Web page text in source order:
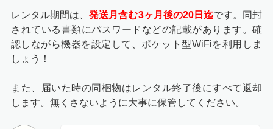
レンタル期間は、発送月含む3ヶ月後の20日迄です。同封
されている書類にパスワードなどの記載があります。確
認しながら機器を設定して、ポケット型WiFiを利用しま
しょう！
また、届いた時の同梱物はレンタル終了後にすべて返却
します。無くさないように大事に保管してください。